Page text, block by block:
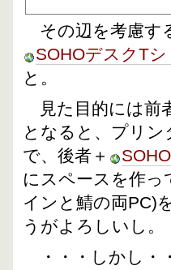
その辺を考慮す
SOHOデスクT
と。
見た目的には前
となると、プリ
で、後者＋
にスペースを作っ
インと鯖の両PC)
うがよろしいし。
・・・しかし・